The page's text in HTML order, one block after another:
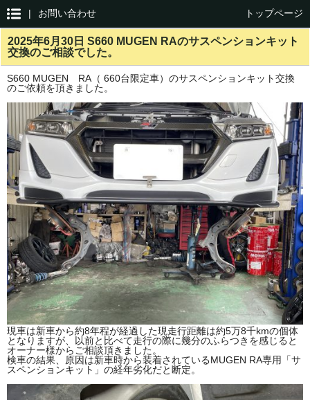
| お問い合わせ トップページ
2025年6月30日 S660 MUGEN RAのサスペンションキット
交換のご相談でした。
S660 MUGEN RA（ 660台限定車）のサスペンションキット交換
のご依頼を頂きました。
現車は新車から約8年程が経過した現走行距離は約5万8千kmの個体
となりますが、以前と比べて走行の際に幾分のふらつきを感じると
オーナー様からご相談頂きました。
検車の結果、原因は新車時から装着されているMUGEN RA専用「サ
スペンションキット」の経年劣化だと断定。